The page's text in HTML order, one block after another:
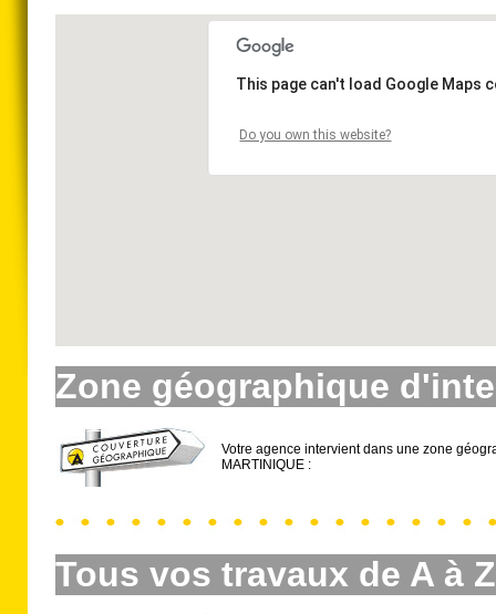
This page can't load Google Maps
Do you own this website?
Zone géographique
Votre agence intervient dans une zone
MARTINIQUE :
Tous vos travaux de A à Z